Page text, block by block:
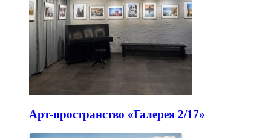
Арт-пространство «Галерея 2/17»